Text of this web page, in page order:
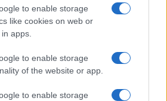
to enable storage
like cookies on web or
apps.
to enable storage
of the website or app.
to enable storage
in Gallura, bella anche dal
vip svela come fa
dopo le polemiche il centro
minori chiude